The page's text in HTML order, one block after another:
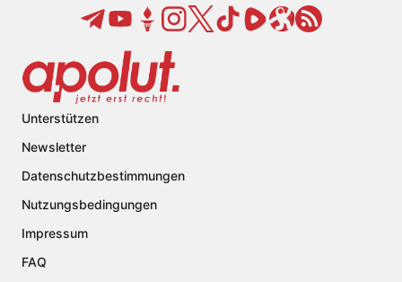
Unterstützen
Newsletter
Datenschutzbestimmungen
Nutzungsbedingungen
Impressum
FAQ